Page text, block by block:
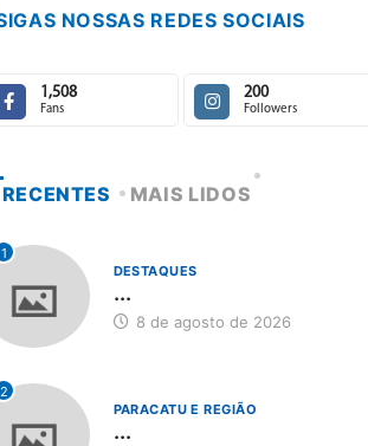
NOSSAS REDES SOCIAIS
1,508
Fans
200
Followers
RECENTES MAIS LIDOS
1
DESTAQUES
...
8 de agosto de 2026
2
PARACATU E REGIÃO
...